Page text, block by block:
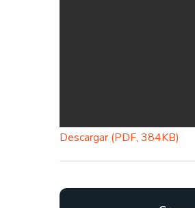
Descargar (PDF, 384KB)